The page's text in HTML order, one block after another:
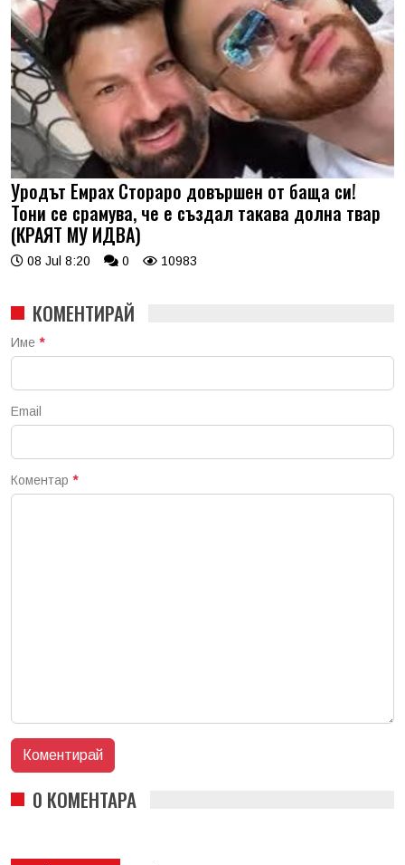
Уродът Емрах Стораро довършен от баща си!
Тони се срамува, че е създал такава долна твар
(КРАЯТ МУ ИДВА)
08 Jul 8:20 0 10983
КОМЕНТИРАЙ
Име *
Email
Коментар *
0 КОМЕНТАРА